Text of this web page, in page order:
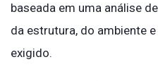
baseada em uma análise
da estrutura, do ambiente
exigido.